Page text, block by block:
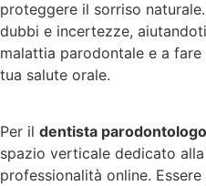
proteggere il sorriso
dubbi e incertezze,
malattia parodontale e a
tua salute orale.
Per il dentista parodontologo
spazio verticale dedicato
professionalità online.